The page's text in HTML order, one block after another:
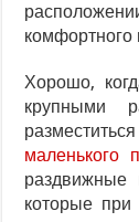
комфортного
Хорошо,
крупными
маленького
раздвижные
которые при